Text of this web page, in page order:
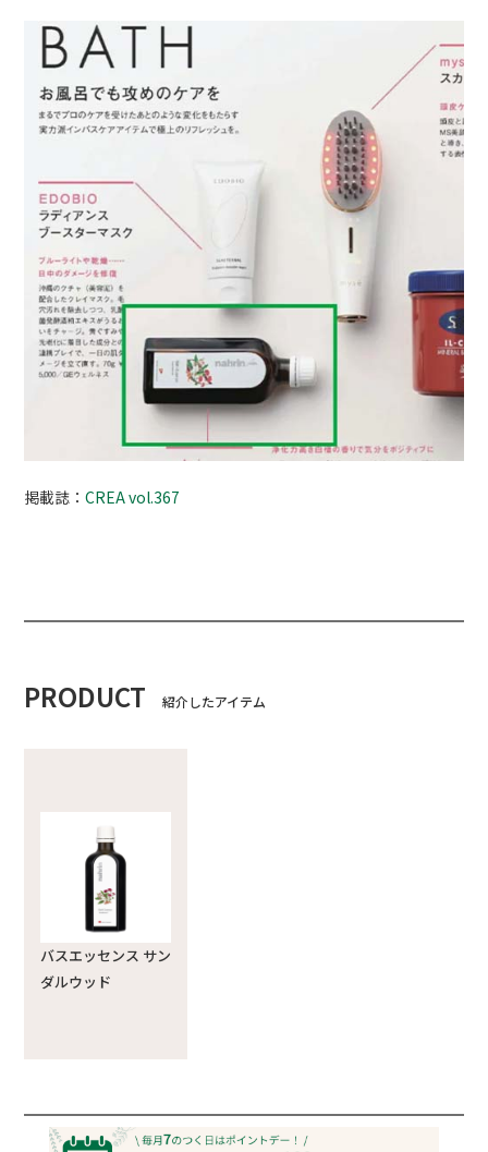
掲載誌：CREA vol.367
PRODUCT 紹介したアイテム
バスエッセンス サン
ダルウッド